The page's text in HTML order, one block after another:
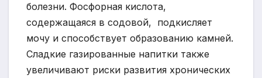
болезни. Фосфорная кислота,
содержащаяся в содовой, подкисляет
мочу и способствует образованию камней.
Сладкие газированные напитки также
увеличивают риски развития хронических